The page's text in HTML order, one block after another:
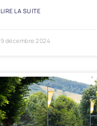
LIRE LA SUITE
9 décembre 2024